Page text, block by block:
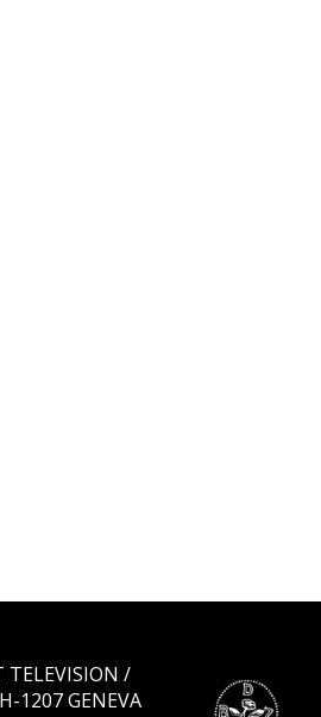
TELEVISION /
1207 GENEVA